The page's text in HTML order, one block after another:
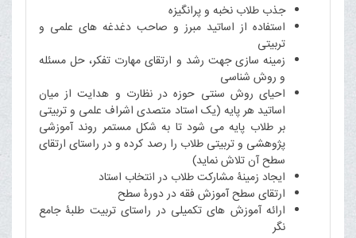
جذب طلاب نخبه و پرانگیزه
استفاده از اساتید مبرز و صاحب دغدغه های علمی و
تربیتی
زمینه سازی جهت رشد و ارتقای مهارت تفکر، حل مسئله
و روش شناسی
احیای روش سنتی حوزه در نظارت و هدایت از میان
اساتید هر پایه (یک استاد متصدی اشراف علمی و تربیتی
بر طلاب پایه می شود تا به شکل مستمر روند آموزشی
پژوهشی و تربیتی طلاب را رصد کرده و در راستای ارتقای
سطح آن تلاش نماید)
ایجاد زمینۀ مشارکت طلاب در انتخاب استاد
ارتقای سطح آموزش فقه در دورۀ سطح
ارائه آموزش های تکمیلی در راستای تربیت طلبۀ جامع
نگر